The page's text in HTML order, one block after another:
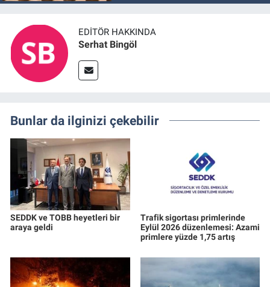
EDITÖR HAKKINDA
Serhat Bingöl
Bunlar da ilginizi çekebilir
SEDDK ve TOBB heyetleri bir
araya geldi
Trafik sigortası primlerinde
Eylül 2026 düzenlemesi: Azami
primlere yüzde 1,75 artış